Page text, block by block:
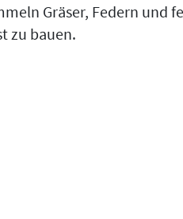
Gräser, Federn und
zu bauen.